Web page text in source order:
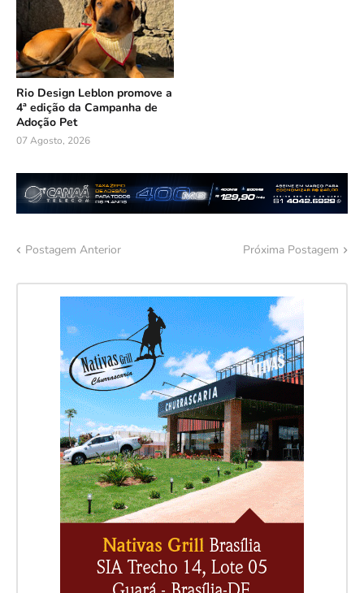
Rio Design Leblon promove a
4ª edição da Campanha de
Adoção Pet
07 Agosto, 2026
Postagem Anterior Próxima Postagem